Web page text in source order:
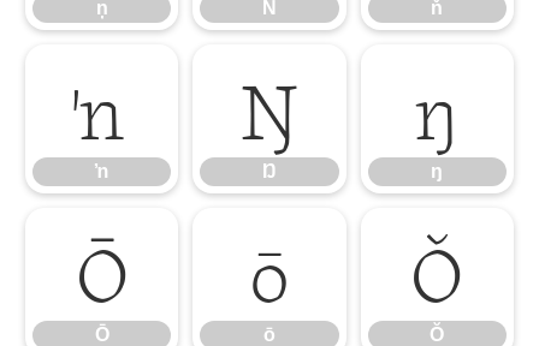
ņ Ň ň
ŉ
ŉ
Ŋ
Ŋ
ŋ
ŋ
Ō
Ō
ō
ō
Ŏ
Ŏ